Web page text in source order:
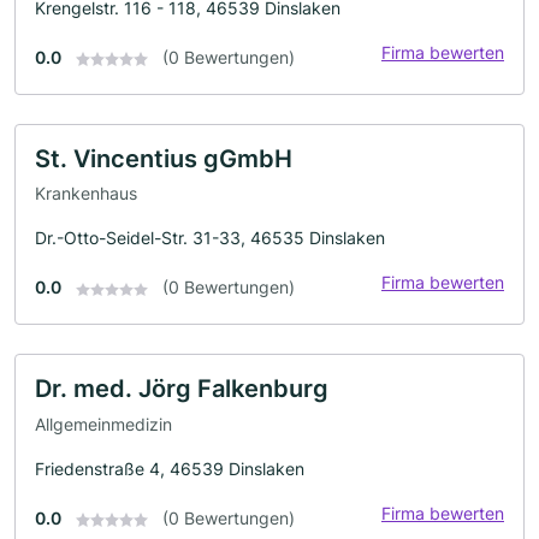
Krengelstr. 116 - 118, 46539 Dinslaken
0.0 (0 Bewertungen) Firma bewerten
St. Vincentius gGmbH
Krankenhaus
Dr.-Otto-Seidel-Str. 31-33, 46535 Dinslaken
0.0 (0 Bewertungen) Firma bewerten
Dr. med. Jörg Falkenburg
Allgemeinmedizin
Friedenstraße 4, 46539 Dinslaken
0.0 (0 Bewertungen) Firma bewerten